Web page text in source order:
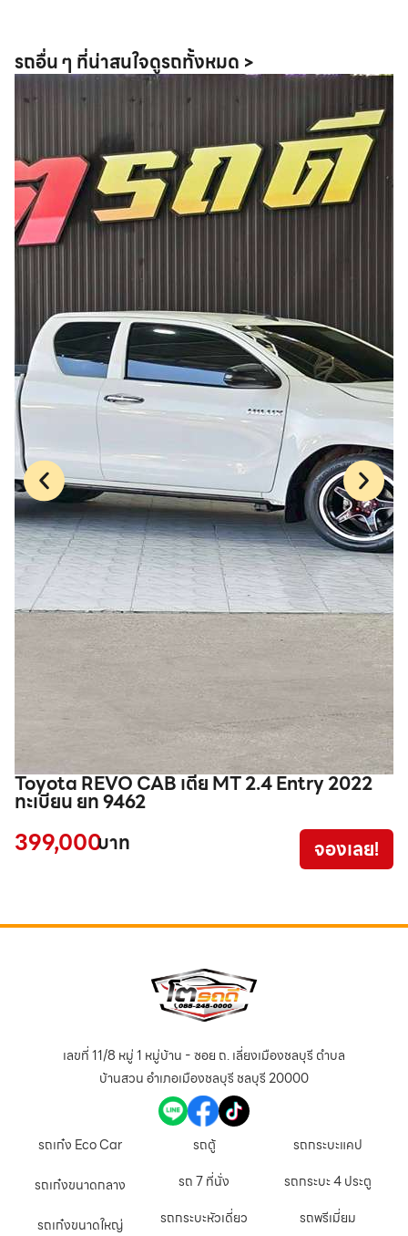
รถอื่น ๆ ที่น่าสนใจดูรถทั้งหมด >
Toyota REVO CAB เตี้ย MT 2.4 Entry 2022
ทะเบียน ยท 9462
399,000บาท จองเลย!
เลขที่ 11/8 หมู่ 1 หมู่บ้าน - ซอย ถ. เลี่ยงเมืองชลบุรี ตำบล
บ้านสวน อำเภอเมืองชลบุรี ชลบุรี 20000
รถเก๋ง Eco Car
รถเก๋งขนาดกลาง
รถเก๋งขนาดใหญ่
รถตู้
รถ 7 ที่นั่ง
รถกระบะหัวเดี่ยว
รถกระบะแคป
รถกระบะ 4 ประตู
รถพรีเมี่ยม